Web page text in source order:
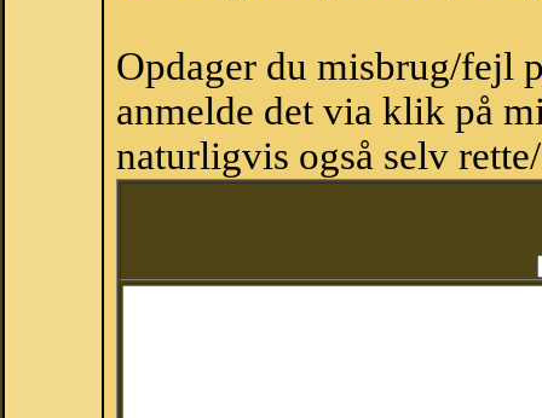
Opdager du misbrug/fejl
anmelde det via klik på
naturligvis også selv